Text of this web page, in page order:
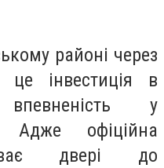
районі через
інвестиція в
у
Адже офіційна
двері до